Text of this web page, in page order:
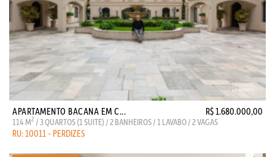
APARTAMENTO BACANA EM C... R$ 1.680.000,00
114 M2 / 3 QUARTOS (1 SUITE) / 2 BANHEIROS / 1 LAVABO / 2 VAGAS
RU: 10011 - PERDIZES